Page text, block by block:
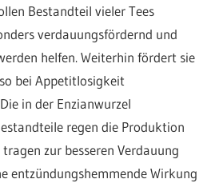
Bestandteil vieler Tees
verdauungsfördernd und
helfen. Weiterhin fördert sie
bei Appetitlosigkeit
in der Enzianwurzel
regen die Produktion
zur besseren Verdauung
entzündungshemmende Wirkung